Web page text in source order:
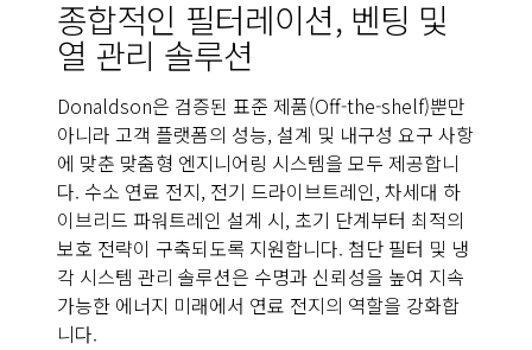
종합적인 필터레이션, 벤팅 및
열 관리 솔루션
Donaldson은 검증된 표준 제품(Off-the-shelf)뿐만
아니라 고객 플랫폼의 성능, 설계 및 내구성 요구 사항
에 맞춘 맞춤형 엔지니어링 시스템을 모두 제공합니
다. 수소 연료 전지, 전기 드라이브트레인, 차세대 하
이브리드 파워트레인 설계 시, 초기 단계부터 최적의
보호 전략이 구축되도록 지원합니다. 첨단 필터 및 냉
각 시스템 관리 솔루션은 수명과 신뢰성을 높여 지속
가능한 에너지 미래에서 연료 전지의 역할을 강화합
니다.